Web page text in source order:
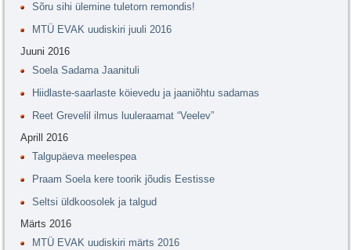
Sõru sihi ülemine tuletorn remondis!
MTÜ EVAK uudiskiri juuli 2016
Juuni 2016
Soela Sadama Jaanituli
Hiidlaste-saarlaste köievedu ja jaaniõhtu sadamas
Reet Grevelil ilmus luuleraamat “Veelev”
Aprill 2016
Talgupäeva meelespea
Praam Soela kere toorik jõudis Eestisse
Seltsi üldkoosolek ja talgud
Märts 2016
MTÜ EVAK uudiskiri märts 2016